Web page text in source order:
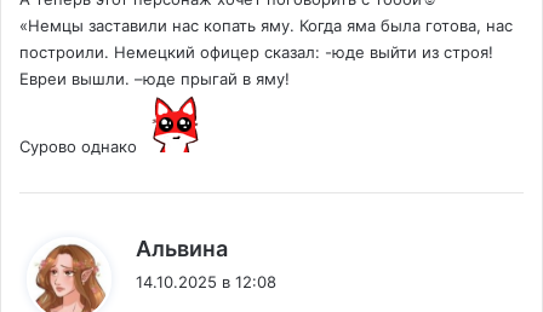
«Немцы заставили нас копать яму. Когда яма была готова, нас
построили. Немецкий офицер сказал: -юде выйти из строя!
Евреи вышли. –юде прыгай в яму!
Сурово однако
Альвина
14.10.2025 в 12:08